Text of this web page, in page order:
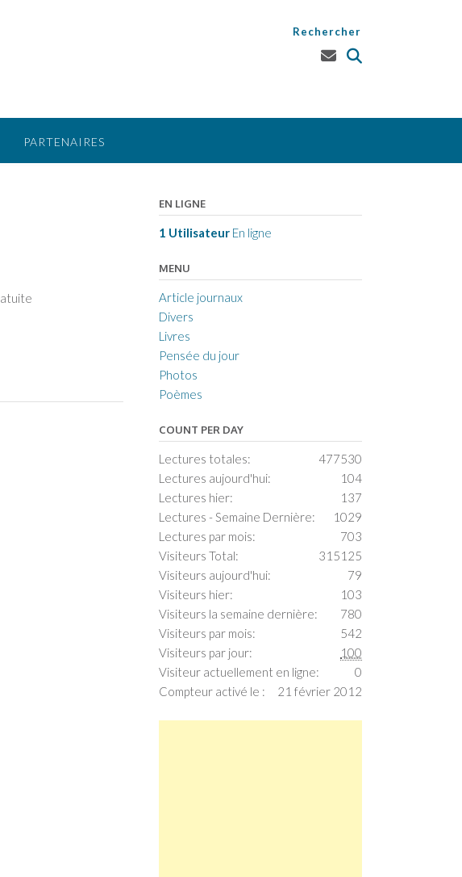
Rechercher
PARTENAIRES
EN LIGNE
1 UtilisateurEn ligne
MENU
Article journaux
Divers
Livres
Pensée du jour
Photos
Poèmes
COUNT PER DAY
477530
Lectures totales:
104
Lectures aujourd'hui:
137
Lectures hier:
1029
Lectures - Semaine Dernière:
703
Lectures par mois:
315125
Visiteurs Total:
79
Visiteurs aujourd'hui:
103
Visiteurs hier:
780
Visiteurs la semaine dernière:
542
Visiteurs par mois:
100
Visiteurs par jour:
0
Visiteur actuellement en ligne:
21 février 2012
Compteur activé le :